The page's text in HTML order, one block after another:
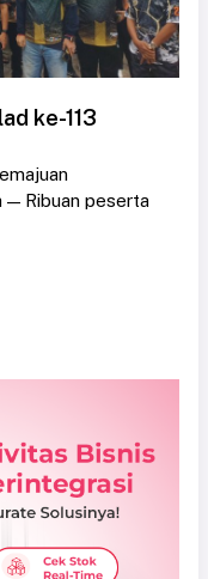
ke-113
— Ribuan peserta